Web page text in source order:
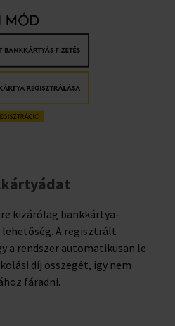
kizárólag bankkártya-
A regisztrált
a rendszer automatikusan le
díj összegét, így nem
fáradni.